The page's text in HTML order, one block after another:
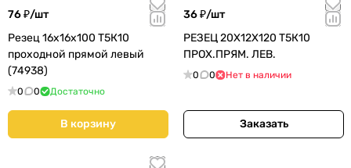
76 ₽/шт
Резец 16х16х100 Т5К10
проходной прямой левый
(74938)
0 0 Достаточно
В корзину
36 ₽/шт
РЕЗЕЦ 20Х12Х120 Т5К10
ПРОХ.ПРЯМ. ЛЕВ.
0 0 Нет в наличии
Заказать